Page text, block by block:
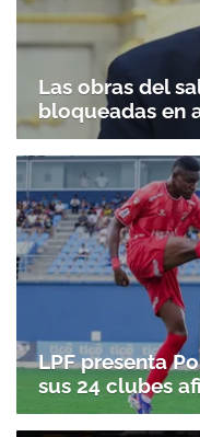
Las obras del
bloqueadas en
LPF presenta
sus 24 clubes